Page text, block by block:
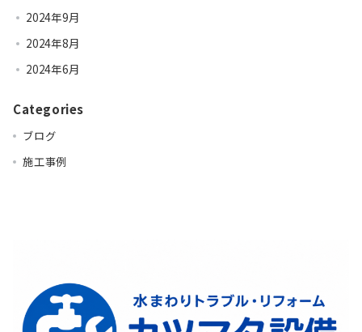
2024年9月
2024年8月
2024年6月
Categories
ブログ
施工事例